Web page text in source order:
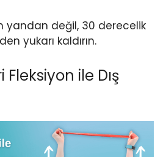
yandan değil, 30 derecelik
yukarı kaldırın.
Fleksiyon ile Dış